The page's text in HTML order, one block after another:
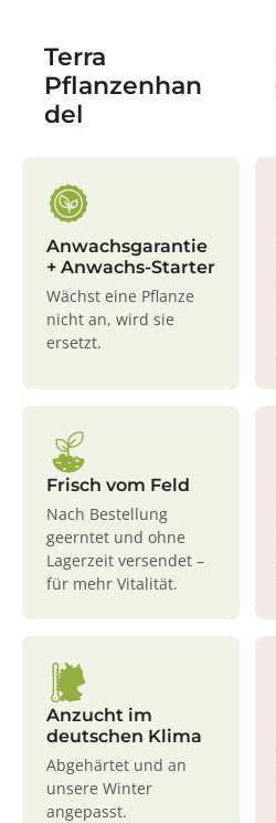
Terra
Pflanzenhan
del
Anwachsgarantie
+ Anwachs-Starter
Wächst eine Pflanze
nicht an, wird sie
ersetzt.
Frisch vom Feld
Nach Bestellung
geerntet und ohne
Lagerzeit versendet –
für mehr Vitalität.
Anzucht im
deutschen Klima
Abgehärtet und an
unsere Winter
angepasst.